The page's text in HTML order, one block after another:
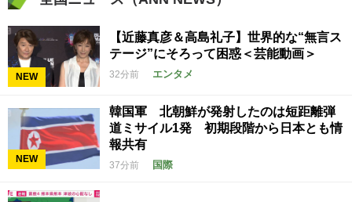
NEW
【近藤真彦＆高島礼子】世界的な“無言ス
テージ”にそろって困惑＜芸能動画＞
32分前 エンタメ
NEW
韓国軍 北朝鮮が発射したのは短距離弾
道ミサイル1発 初期段階から日本とも情
報共有
37分前 国際